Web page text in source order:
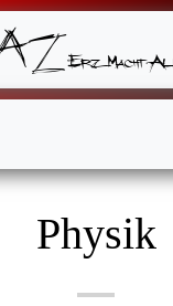
Physik